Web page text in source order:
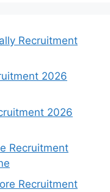
Recruitment
2026
2026
Recruitment
Recruitment